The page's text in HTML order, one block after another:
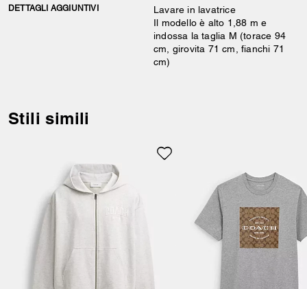
DETTAGLI AGGIUNTIVI
Lavare in lavatrice
Il modello è alto 1,88 m e
indossa la taglia M (torace 94
cm, girovita 71 cm, fianchi 71
cm)
Stili simili